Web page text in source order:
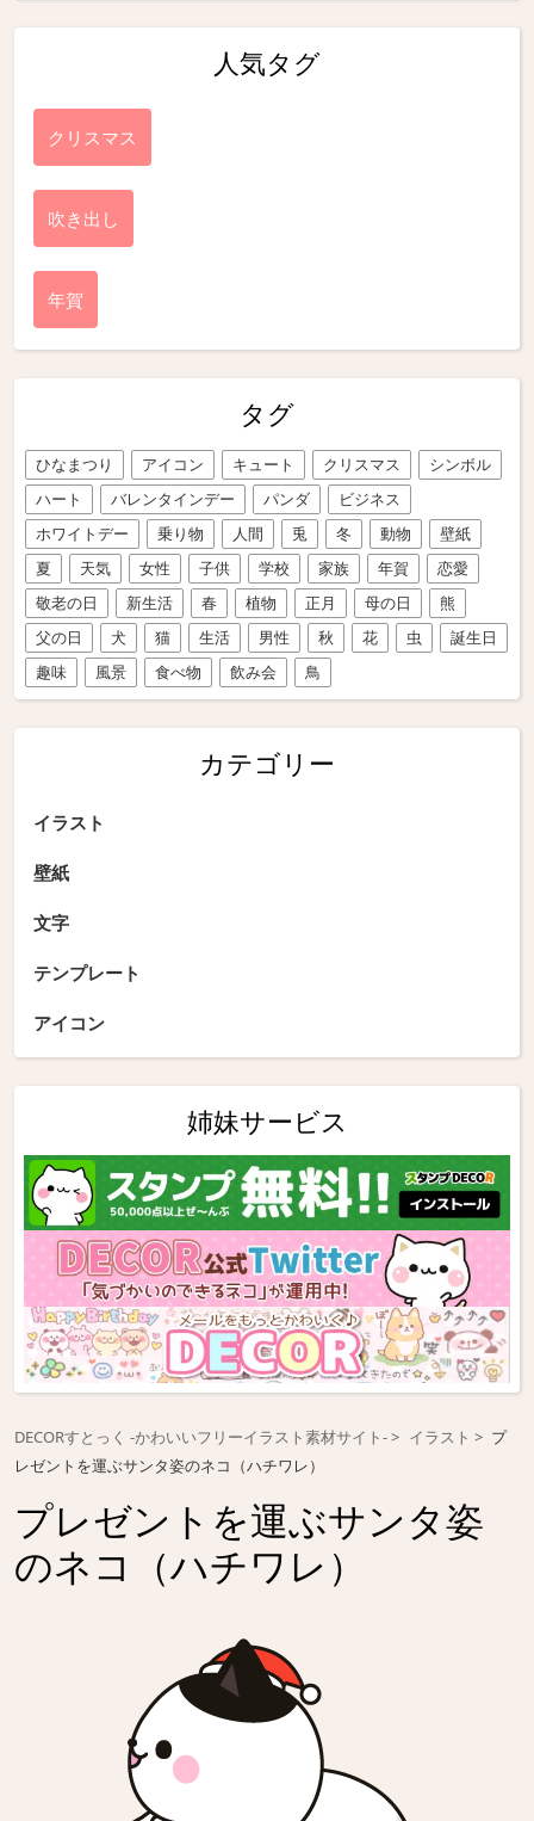
人気タグ
クリスマス
吹き出し
年賀
タグ
ひなまつり アイコン キュート クリスマス
シンボル
ハート
バレンタインデー パンダ
ビジネス
ホワイトデー
乗り物 人間 兎 冬 動物
壁紙
夏
天気 女性 子供 学校 家族 年賀
恋愛
敬老の日
新生活 春 植物 正月 母の日
熊
父の日
犬 猫 生活 男性 秋 花 虫
誕生日
趣味
風景 食べ物 飲み会 鳥
カテゴリー
イラスト
壁紙
文字
テンプレート
アイコン
姉妹サービス
DECORすとっく -かわいいフリーイラスト素材サイト- イラスト
プ
レゼントを運ぶサンタ姿のネコ（ハチワレ）
プレゼントを運ぶサンタ姿
のネコ（ハチワレ）